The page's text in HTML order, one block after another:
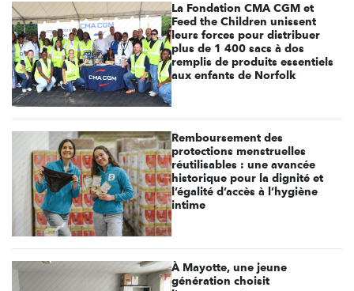
La Fondation CMA CGM et
Feed the Children unissent
leurs forces pour distribuer
plus de 1 400 sacs à dos
remplis de produits essentiels
aux enfants de Norfolk
Remboursement des
protections menstruelles
réutilisables : une avancée
historique pour la dignité et
l’égalité d’accès à l’hygiène
intime
À Mayotte, une jeune
génération choisit